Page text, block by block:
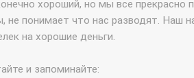
хороший, но мы все
не понимает что нас разводят. Наш
на хорошие деньги.
и запоминайте: